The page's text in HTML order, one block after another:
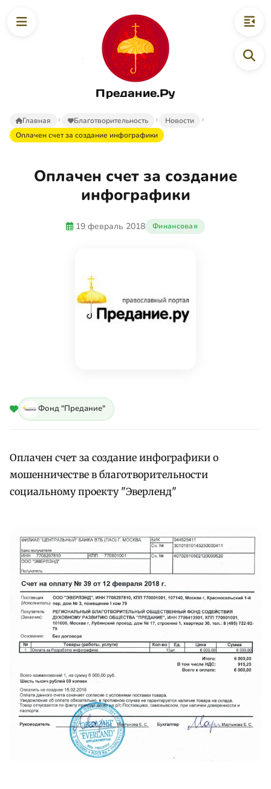
Предание.Ру
Главная Благотворительность
Новости
Оплачен счет за создание инфографики
Оплачен счет за создание
инфографики
19 февраль 2018 Финансовая
Фонд "Предание"
Оплачен счет за создание инфографики о
мошенничестве в благотворительности
социальному проекту "Эверленд"